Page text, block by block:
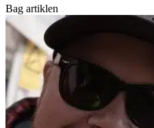
Bag artiklen